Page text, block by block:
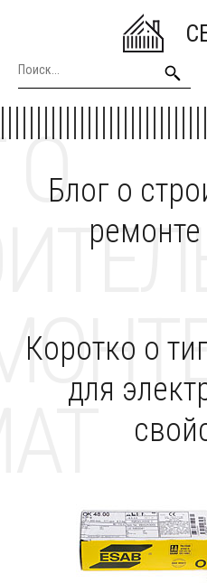
Блог о
ремонте
О
Коротко о
для